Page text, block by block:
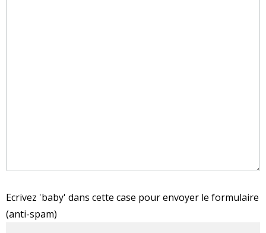
Ecrivez 'baby' dans cette case pour envoyer le formulaire
(anti-spam)